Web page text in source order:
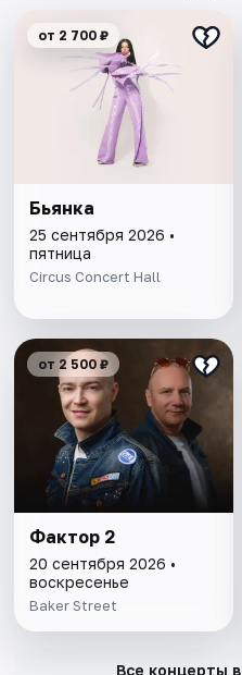
от 2 700 ₽
Бьянка
25 сентября 2026 •
пятница
Circus Concert Hall
от 2 500 ₽
Фактор 2
20 сентября 2026 •
воскресенье
Baker Street
Все концерты